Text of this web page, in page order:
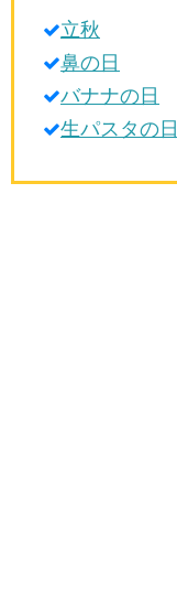
立秋
鼻の日
バナナの日
生パスタの日
生活雑学
サイト情報